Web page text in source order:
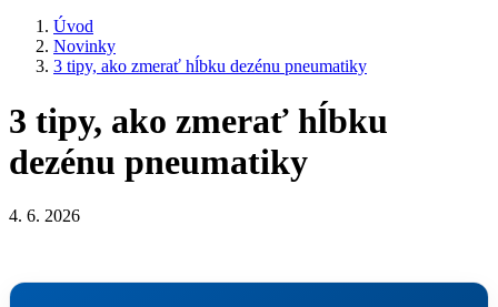
Úvod
Novinky
3 tipy, ako zmerať hĺbku dezénu pneumatiky
3 tipy, ako zmerať hĺbku
dezénu pneumatiky
4. 6. 2026